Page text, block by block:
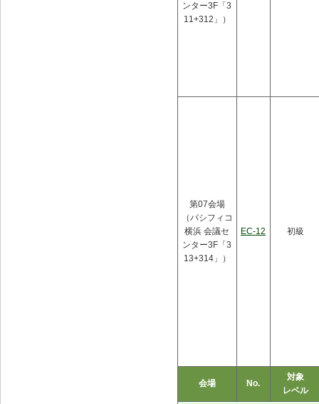
ンター3F「3
11+312」）
第07会場
（パシフィコ
横浜 会議セ
ンター3F「3
13+314」）
EC-12 初級
会場 No.
対象
レベル